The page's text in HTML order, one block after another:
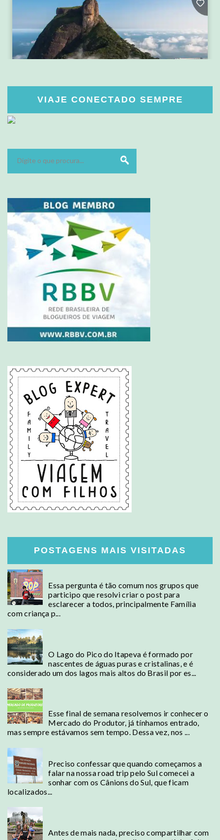
VIAJE CONECTADO SEMPRE
POSTAGENS MAIS VISITADAS
Essa pergunta é tão comum nos grupos que
participo que resolvi criar o post para
esclarecer a todos, principalmente Família
com criança p...
O Lago do Pico do Itapeva é formado por
nascentes de águas puras e cristalinas, e é
considerado um dos lagos mais altos do Brasil por es...
Esse final de semana resolvemos ir conhecer o
Mercado do Produtor, já tínhamos entrado,
mas sempre estávamos sem tempo. Dessa vez, nos ...
Preciso confessar que quando começamos a
falar na nossa road trip pelo Sul comecei a
sonhar com os Cânions do Sul, que ficam
localizados...
Antes de mais nada, preciso compartilhar com